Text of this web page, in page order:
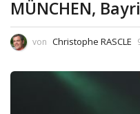
MÜNCHEN,
von Christophe RASCLE